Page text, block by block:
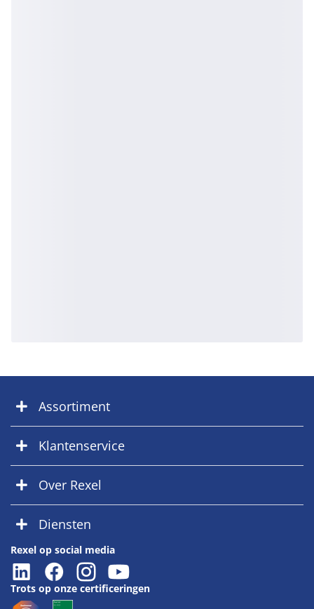
Assortiment
Klantenservice
Over Rexel
Diensten
Rexel op social media
Trots op onze certificeringen